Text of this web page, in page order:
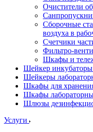
Очистители
Сборочные
воздуха в
Счетчики
Фильтро-
Шкафы и
Шейкер
Шейкеры
Шкафы для
Шкафы
Шлюзы
Услуги